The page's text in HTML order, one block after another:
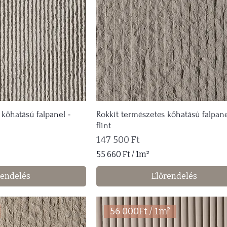
g
y
z
e
t
m
é
t
e
falpanel -
Rokkit természetes kőhatású
flint
Ár
147 500 Ft
55 660 Ft/1m²
5
6
Előrendelés
56 000Ft / 1m²